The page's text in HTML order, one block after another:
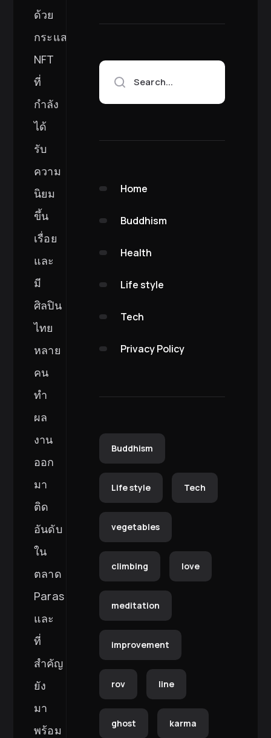
ด้วย
กระแส
NFT
ที่
กำลัง
ได้
รับ
ความ
นิยม
ขึ้น
เรื่อย
และ
มี
ศิลปิน
ไทย
หลาย
คน
ทำ
ผล
งาน
ออก
มา
ติด
อันดับ
ใน
ตลาด
Paras
และ
ที่
สำคัญ
ยัง
มา
พร้อม
Search...
Home
Buddhism
Health
Life style
Tech
Privacy Policy
Buddhism
Life style Tech
vegetables
climbing love
meditation
improvement
rov line
ghost karma